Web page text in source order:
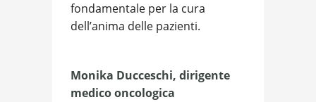
fondamentale per la cura
dell’anima delle pazienti.
Monika Ducceschi, dirigente
medico oncologica